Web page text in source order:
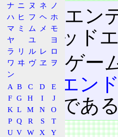
複数のエン
り、バッド
また、ゲー
ゥルーエンド
エンドであ
特徴
ナ ニ ヌ ネ
ノ
ハ ヒ フ ヘ ホ
マ ミ ム メ
モ
ヤ
ユ
ヨ
ラ
リ ル レ ロ
ワ ヰ ヴ ヱ
ヲ
ン
A B C D
E
F G H I
J
K L M N
O
P Q R S
T
U V W X
Y